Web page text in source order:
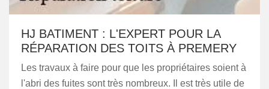
HJ BATIMENT : L'EXPERT POUR LA
RÉPARATION DES TOITS À PREMERY
Les travaux à faire pour que les propriétaires soient à
l'abri des fuites sont très nombreux. Il est très utile de